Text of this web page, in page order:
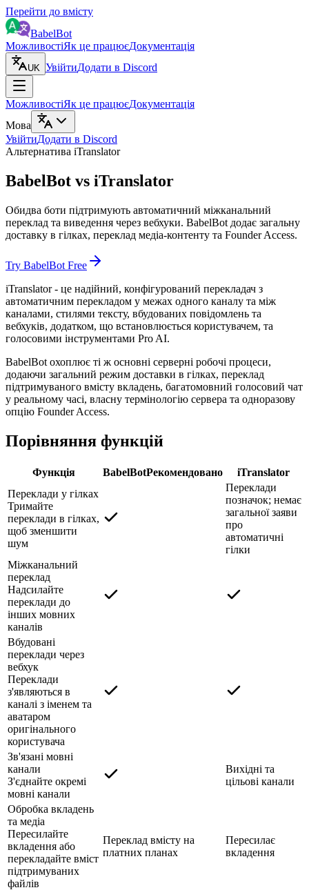
Перейти до вмісту
BabelBot
МожливостіЯк це працюєДокументація
UK УвійтиДодати в Discord
МожливостіЯк це працюєДокументація
Мова
УвійтиДодати в Discord
Альтернатива iTranslator
BabelBot vs iTranslator
Обидва боти підтримують автоматичний міжканальний
переклад та виведення через вебхуки. BabelBot додає загальну
доставку в гілках, переклад медіа-контенту та Founder Access.
Try BabelBot Free
iTranslator - це надійний, конфігурований перекладач з
автоматичним перекладом у межах одного каналу та між
каналами, стилями тексту, вбудованих повідомлень та
вебхуків, додатком, що встановлюється користувачем, та
голосовими інструментами Pro AI.
BabelBot охоплює ті ж основні серверні робочі процеси,
додаючи загальний режим доставки в гілках, переклад
підтримуваного вмісту вкладень, багатомовний голосовий чат
у реальному часі, власну термінологію сервера та одноразову
опцію Founder Access.
Порівняння функцій
Функція BabelBotРекомендовано
iTranslator
Переклади у гілках
Тримайте
переклади в гілках,
щоб зменшити
шум
Переклади
позначок; немає
загальної заяви
про
автоматичні
гілки
Міжканальний
переклад
Надсилайте
переклади до
інших мовних
каналів
Вбудовані
переклади через
вебхук
Переклади
з'являються в
каналі з іменем та
аватаром
оригінального
користувача
Зв'язані мовні
канали
З'єднайте окремі
мовні канали
Вихідні та
цільові канали
Обробка вкладень
та медіа
Пересилайте
вкладення або
перекладайте вміст
підтримуваних
файлів
Переклад вмісту на
платних планах
Пересилає
вкладення